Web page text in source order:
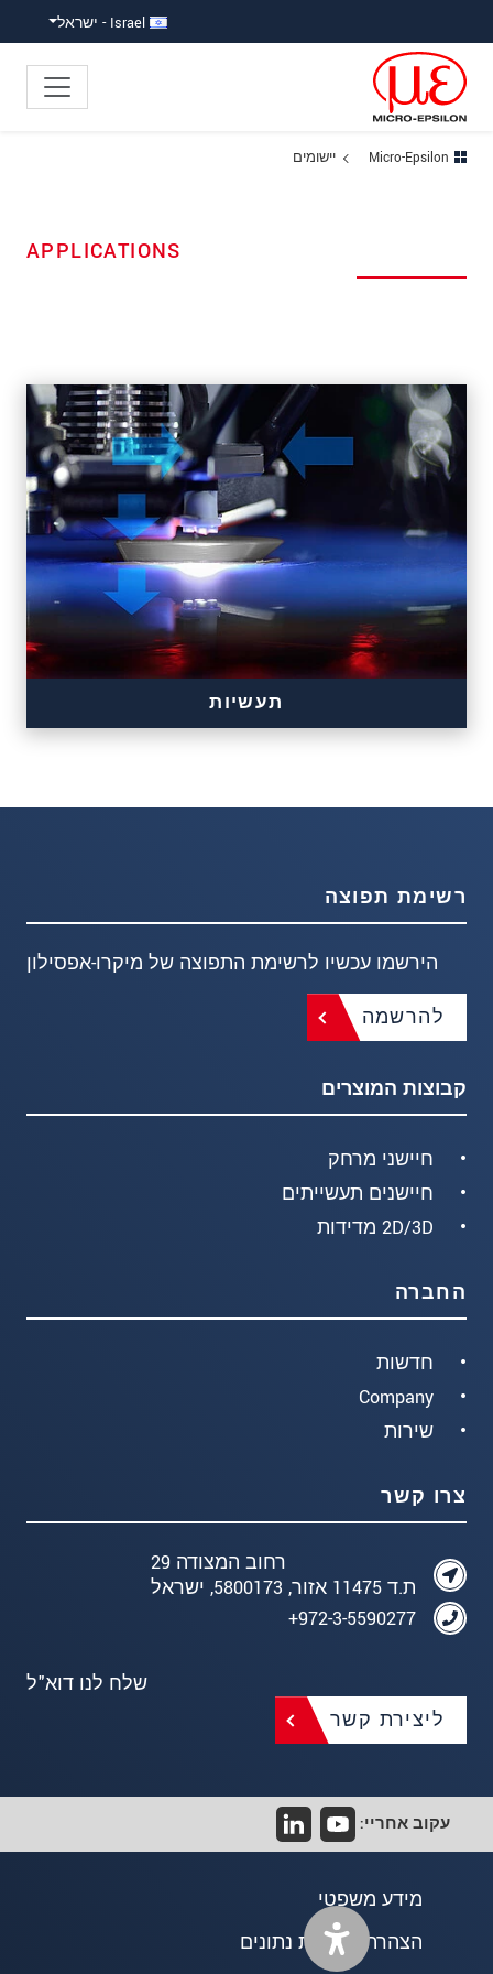
Israel - ישראל
Micro-Epsilon יישומים
APPLICATIONS
תעשיות
רשימת תפוצה
הירשמו עכשיו לרשימת התפוצה של מיקרו-אפסילון
להרשמה
קבוצות המוצרים
חיישני מרחק
חיישנים תעשייתים
2D/3D מדידות
החברה
חדשות
Company
שירות
צרו קשר
רחוב המצודה 29
ת.ד 11475 אזור, 5800173, ישראל
972-3-5590277+
שלח לנו דוא"ל
ליצירת קשר
עקוב אחריי:
מידע משפטי
הצהרת פרטיות נתונים